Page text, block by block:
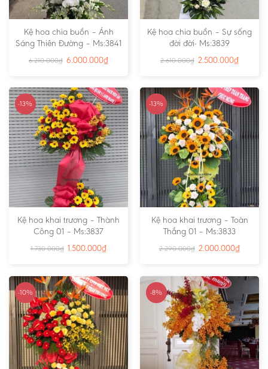
Kệ hoa chia buồn – Ánh
Sáng Thiên Đường – Ms:3841
6.210.000₫ 6.000.000₫
Kệ hoa chia buồn – Sự sống
đời đời- Ms:3839
2.610.000₫ 2.500.000₫
-13%
Kệ hoa khai trương – Thành
Công 01 – Ms:3837
1.730.000₫ 1.500.000₫
-13%
Kệ hoa khai trương – Toàn
Thắng 01 – Ms:3833
2.290.000₫ 2.000.000₫
-10% -8%